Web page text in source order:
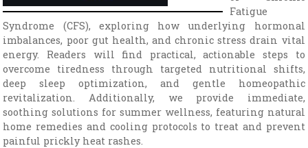
Fatigue
Syndrome (CFS), exploring how underlying hormonal
imbalances, poor gut health, and chronic stress drain vital
energy. Readers will find practical, actionable steps to
overcome tiredness through targeted nutritional shifts,
deep sleep optimization, and gentle homeopathic
revitalization. Additionally, we provide immediate,
soothing solutions for summer wellness, featuring natural
home remedies and cooling protocols to treat and prevent
painful prickly heat rashes.